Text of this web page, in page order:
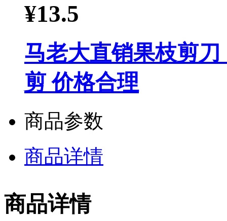
¥13.5
马老大直销果枝剪
剪 价格合理
商品参数
商品详情
商品详情